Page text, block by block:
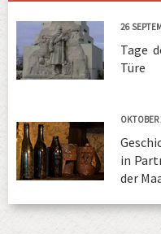
26
Tage
Türe
in
der